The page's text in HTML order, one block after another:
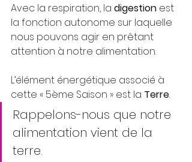
Avec la respiration, la digestion est
la fonction autonome sur laquelle
nous pouvons agir en prêtant
attention à notre alimentation.
L’élément énergétique associé à
cette « 5ème Saison » est la Terre.
Rappelons-nous que notre
alimentation vient de la
terre.